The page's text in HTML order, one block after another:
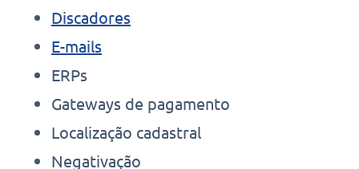
Discadores
E-mails
ERPs
Gateways de pagamento
Localização cadastral
Negativação